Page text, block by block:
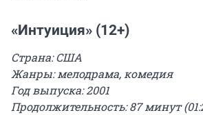
«Интуиция» (12+)
Страна: США
Жанры: мелодрама, комедия
Год выпуска: 2001
Продолжительность: 87 минут